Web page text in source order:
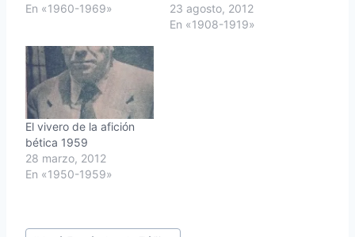
En «1960-1969»
23 agosto, 2012
En «1908-1919»
El vivero de la afición
bética 1959
28 marzo, 2012
En «1950-1959»
Etiquetas